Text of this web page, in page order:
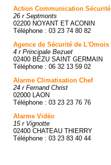
Action Communication Sécurité
26 r Septmonts
02200 NOYANT ET ACONIN
Téléphone : 03 23 74 80 82
Agence de Sécurité de L'Omois
4 r Principale Bezuet
02400 BÉZU SAINT GERMAIN
Téléphone : 06 32 13 59 02
Alarme Climatisation Chef
24 r Fernand Christ
02000 LAON
Téléphone : 03 23 23 76 76
Alarme Vidéo
15 r Vignotte
02400 CHATEAU THIERRY
Téléphone : 03 23 83 40 44